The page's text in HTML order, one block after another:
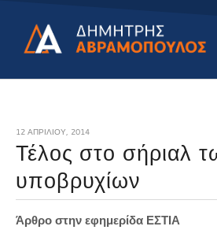
12 ΑΠΡΙΛΊΟΥ, 2014
Τέλος στο σήριαλ
υποβρυχίων
Άρθρο στην εφημερίδα ΕΣΤΙΑ